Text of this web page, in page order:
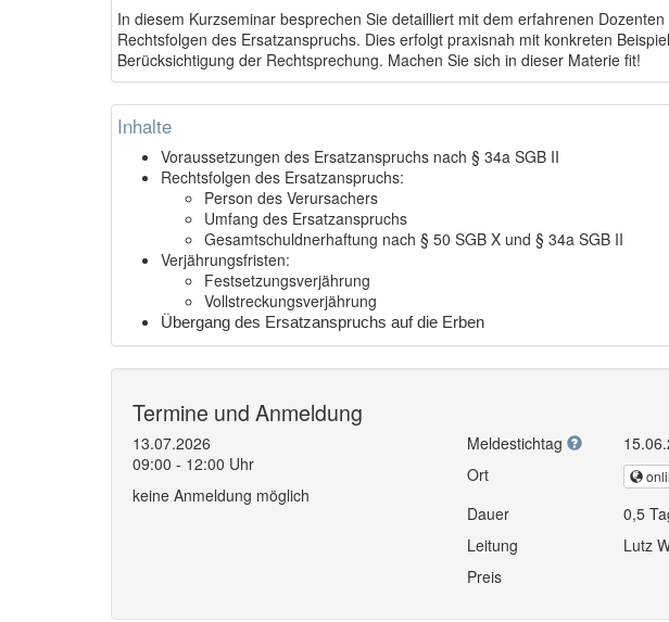
In diesem Kurzseminar besprechen Sie detailliert mit dem erfahrenen
Rechtsfolgen des Ersatzanspruchs. Dies erfolgt praxisnah mit konkreten
Berücksichtigung der Rechtsprechung. Machen Sie sich in dieser Materie fit!
Inhalte
Voraussetzungen des Ersatzanspruchs nach § 34a SGB II
Rechtsfolgen des Ersatzanspruchs:
Person des Verursachers
Umfang des Ersatzanspruchs
Gesamtschuldnerhaftung nach § 50 SGB X und § 34a SGB II
Verjährungsfristen:
Festsetzungsverjährung
Vollstreckungsverjährung
Übergang des Ersatzanspruchs auf die Erben
Termine und Anmeldung
13.07.2026
09:00 - 12:00 Uhr
keine Anmeldung möglich
Meldestichtag
Ort
Dauer
0,5
Leitung
Lutz
Preis